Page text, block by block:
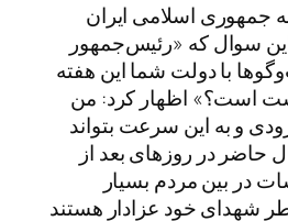
جمهوری اسلامی ایران
سوال که «رئیس‌جمهور
با دولت شما این هفته
است؟» اظهار کرد: من
و به این سرعت بتواند
حاضر در روزهای بعد از
در بین مردم بسیار
شهدای خود عزادار هستند